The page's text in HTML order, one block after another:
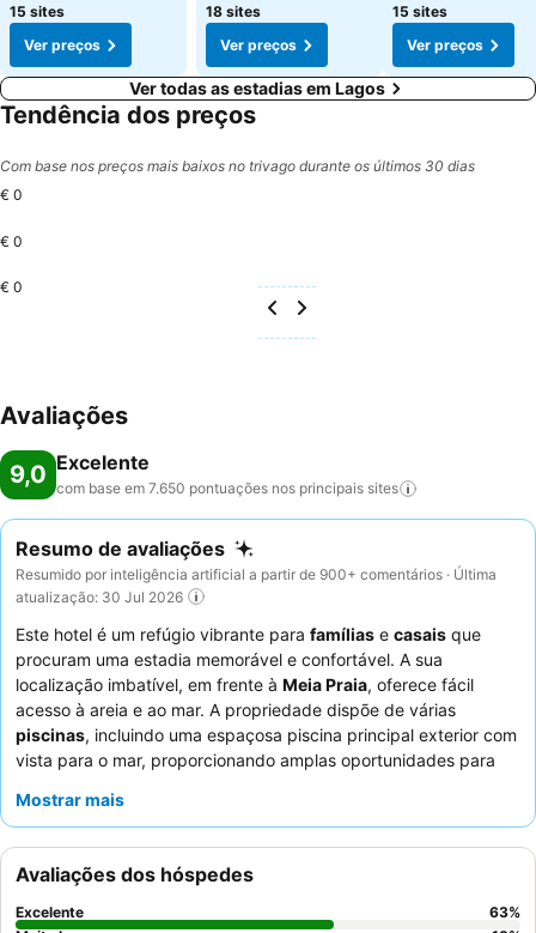
15 sites
Ver preços
18 sites
Ver preços
15 sites
Ver preços
Ver todas as estadias em Lagos
Tendência dos preços
Com base nos preços mais baixos no trivago durante os últimos 30 dias
€ 0
€ 0
€ 0
Avaliações
9,0 Excelente
com base em 7.650 pontuações nos principais sites
Resumo de avaliações
Resumido por inteligência artificial a partir de 900+ comentários · Última
atualização: 30 Jul 2026
Este hotel é um refúgio vibrante para famílias e casais que
procuram uma estadia memorável e confortável. A sua
localização imbatível, em frente à Meia Praia, oferece fácil
acesso à areia e ao mar. A propriedade dispõe de várias
piscinas, incluindo uma espaçosa piscina principal exterior com
vista para o mar, proporcionando amplas oportunidades para
consistentemente o
almoço e jantar
. Para uma experiência verdadeiramente
relaxante, considere reservar um quarto com uma
grandepara desfrutar das vistas agradáveis e do espaço extra.
Mostrar mais
Avaliações dos hóspedes
Excelente 63%